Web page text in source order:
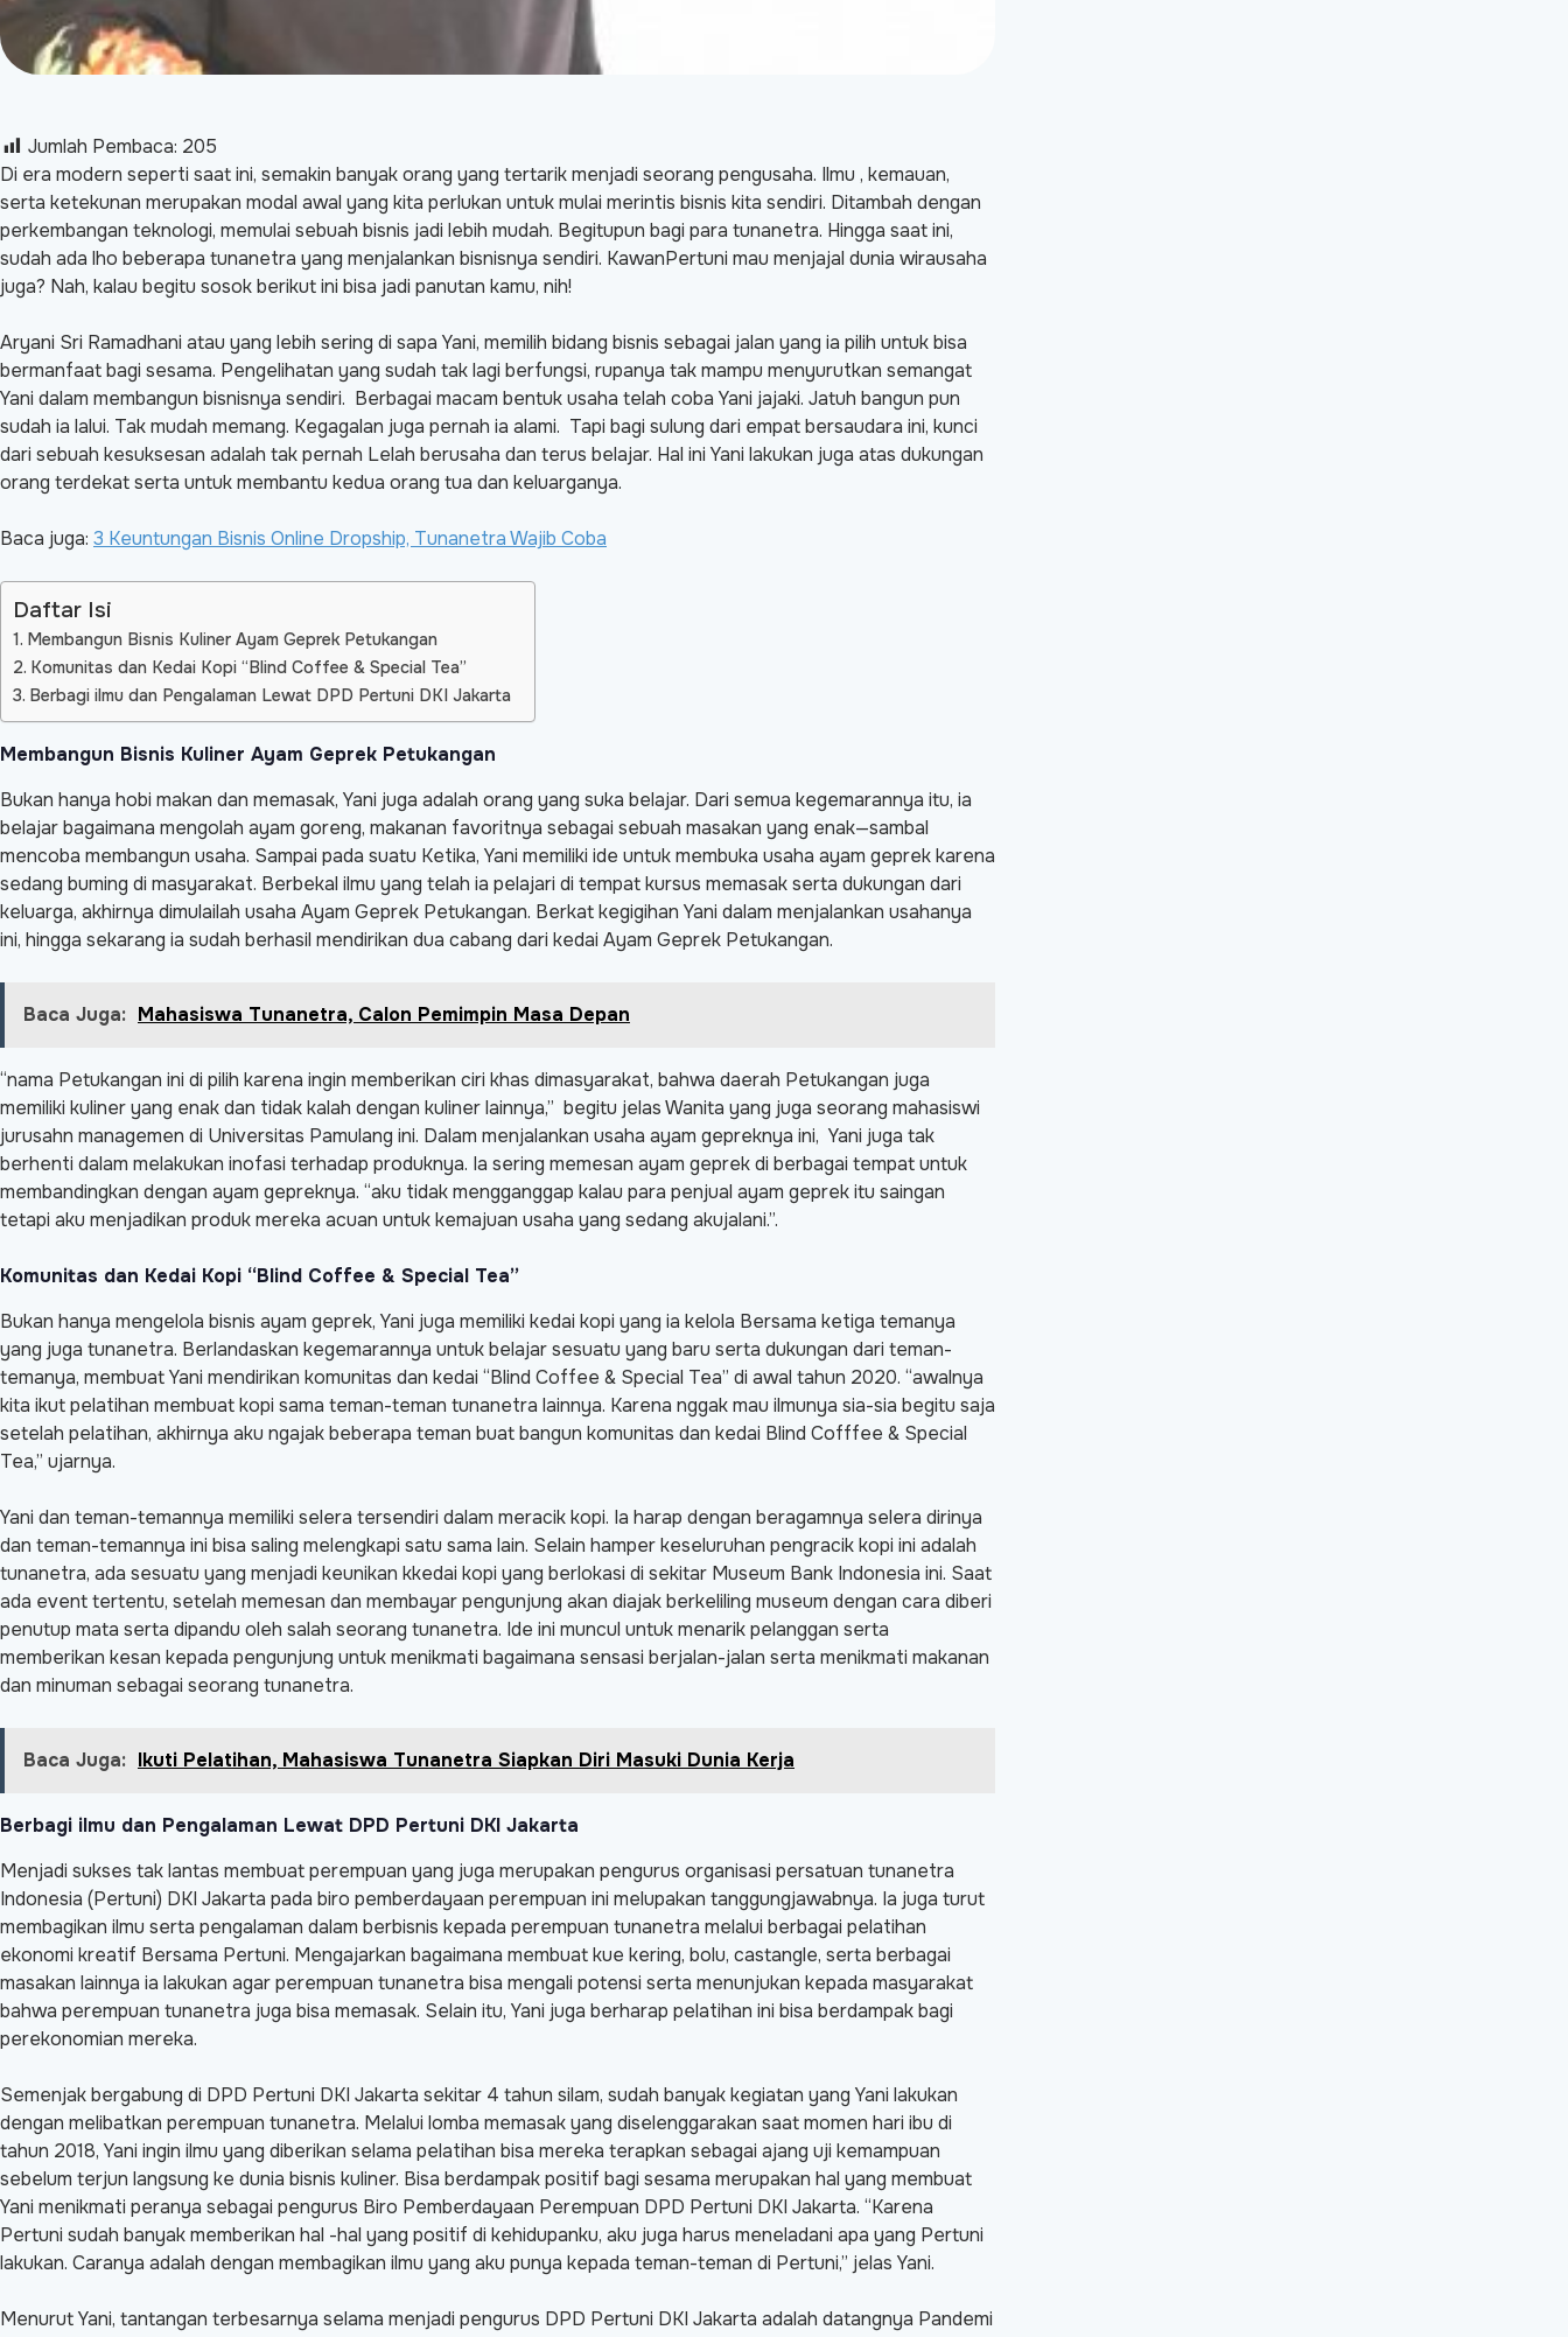
Jumlah Pembaca: 205
Di era modern seperti saat ini, semakin banyak orang yang tertarik menjadi seorang pengusaha. Ilmu , kemauan,
serta ketekunan merupakan modal awal yang kita perlukan untuk mulai merintis bisnis kita sendiri. Ditambah dengan
perkembangan teknologi, memulai sebuah bisnis jadi lebih mudah. Begitupun bagi para tunanetra. Hingga saat ini,
sudah ada lho beberapa tunanetra yang menjalankan bisnisnya sendiri. KawanPertuni mau menjajal dunia wirausaha
juga? Nah, kalau begitu sosok berikut ini bisa jadi panutan kamu, nih!
Aryani Sri Ramadhani atau yang lebih sering di sapa Yani, memilih bidang bisnis sebagai jalan yang ia pilih untuk bisa
bermanfaat bagi sesama. Pengelihatan yang sudah tak lagi berfungsi, rupanya tak mampu menyurutkan semangat
Yani dalam membangun bisnisnya sendiri. Berbagai macam bentuk usaha telah coba Yani jajaki. Jatuh bangun pun
sudah ia lalui. Tak mudah memang. Kegagalan juga pernah ia alami. Tapi bagi sulung dari empat bersaudara ini, kunci
dari sebuah kesuksesan adalah tak pernah Lelah berusaha dan terus belajar. Hal ini Yani lakukan juga atas dukungan
orang terdekat serta untuk membantu kedua orang tua dan keluarganya.
Baca juga: 3 Keuntungan Bisnis Online Dropship, Tunanetra Wajib Coba
Daftar Isi
Membangun Bisnis Kuliner Ayam Geprek Petukangan
Komunitas dan Kedai Kopi “Blind Coffee & Special Tea”
Berbagi ilmu dan Pengalaman Lewat DPD Pertuni DKI Jakarta
Membangun Bisnis Kuliner Ayam Geprek Petukangan
Bukan hanya hobi makan dan memasak, Yani juga adalah orang yang suka belajar. Dari semua kegemarannya itu, ia
belajar bagaimana mengolah ayam goreng, makanan favoritnya sebagai sebuah masakan yang enak—sambal
mencoba membangun usaha. Sampai pada suatu Ketika, Yani memiliki ide untuk membuka usaha ayam geprek karena
sedang buming di masyarakat. Berbekal ilmu yang telah ia pelajari di tempat kursus memasak serta dukungan dari
keluarga, akhirnya dimulailah usaha Ayam Geprek Petukangan. Berkat kegigihan Yani dalam menjalankan usahanya
ini, hingga sekarang ia sudah berhasil mendirikan dua cabang dari kedai Ayam Geprek Petukangan.
Baca Juga: Mahasiswa Tunanetra, Calon Pemimpin Masa Depan
“nama Petukangan ini di pilih karena ingin memberikan ciri khas dimasyarakat, bahwa daerah Petukangan juga
memiliki kuliner yang enak dan tidak kalah dengan kuliner lainnya,” begitu jelas Wanita yang juga seorang mahasiswi
jurusahn managemen di Universitas Pamulang ini. Dalam menjalankan usaha ayam gepreknya ini, Yani juga tak
berhenti dalam melakukan inofasi terhadap produknya. Ia sering memesan ayam geprek di berbagai tempat untuk
membandingkan dengan ayam gepreknya. “aku tidak mengganggap kalau para penjual ayam geprek itu saingan
tetapi aku menjadikan produk mereka acuan untuk kemajuan usaha yang sedang akujalani.”.
Komunitas dan Kedai Kopi “Blind Coffee & Special Tea”
Bukan hanya mengelola bisnis ayam geprek, Yani juga memiliki kedai kopi yang ia kelola Bersama ketiga temanya
yang juga tunanetra. Berlandaskan kegemarannya untuk belajar sesuatu yang baru serta dukungan dari teman-
temanya, membuat Yani mendirikan komunitas dan kedai “Blind Coffee & Special Tea” di awal tahun 2020. “awalnya
kita ikut pelatihan membuat kopi sama teman-teman tunanetra lainnya. Karena nggak mau ilmunya sia-sia begitu saja
setelah pelatihan, akhirnya aku ngajak beberapa teman buat bangun komunitas dan kedai Blind Cofffee & Special
Tea,” ujarnya.
Yani dan teman-temannya memiliki selera tersendiri dalam meracik kopi. Ia harap dengan beragamnya selera dirinya
dan teman-temannya ini bisa saling melengkapi satu sama lain. Selain hamper keseluruhan pengracik kopi ini adalah
tunanetra, ada sesuatu yang menjadi keunikan kkedai kopi yang berlokasi di sekitar Museum Bank Indonesia ini. Saat
ada event tertentu, setelah memesan dan membayar pengunjung akan diajak berkeliling museum dengan cara diberi
penutup mata serta dipandu oleh salah seorang tunanetra. Ide ini muncul untuk menarik pelanggan serta
memberikan kesan kepada pengunjung untuk menikmati bagaimana sensasi berjalan-jalan serta menikmati makanan
dan minuman sebagai seorang tunanetra.
Baca Juga: Ikuti Pelatihan, Mahasiswa Tunanetra Siapkan Diri Masuki Dunia Kerja
Berbagi ilmu dan Pengalaman Lewat DPD Pertuni DKI Jakarta
Menjadi sukses tak lantas membuat perempuan yang juga merupakan pengurus organisasi persatuan tunanetra
Indonesia (Pertuni) DKI Jakarta pada biro pemberdayaan perempuan ini melupakan tanggungjawabnya. Ia juga turut
membagikan ilmu serta pengalaman dalam berbisnis kepada perempuan tunanetra melalui berbagai pelatihan
ekonomi kreatif Bersama Pertuni. Mengajarkan bagaimana membuat kue kering, bolu, castangle, serta berbagai
masakan lainnya ia lakukan agar perempuan tunanetra bisa mengali potensi serta menunjukan kepada masyarakat
bahwa perempuan tunanetra juga bisa memasak. Selain itu, Yani juga berharap pelatihan ini bisa berdampak bagi
perekonomian mereka.
Semenjak bergabung di DPD Pertuni DKI Jakarta sekitar 4 tahun silam, sudah banyak kegiatan yang Yani lakukan
dengan melibatkan perempuan tunanetra. Melalui lomba memasak yang diselenggarakan saat momen hari ibu di
tahun 2018, Yani ingin ilmu yang diberikan selama pelatihan bisa mereka terapkan sebagai ajang uji kemampuan
sebelum terjun langsung ke dunia bisnis kuliner. Bisa berdampak positif bagi sesama merupakan hal yang membuat
Yani menikmati peranya sebagai pengurus Biro Pemberdayaan Perempuan DPD Pertuni DKI Jakarta. “Karena
Pertuni sudah banyak memberikan hal -hal yang positif di kehidupanku, aku juga harus meneladani apa yang Pertuni
lakukan. Caranya adalah dengan membagikan ilmu yang aku punya kepada teman-teman di Pertuni,” jelas Yani.
Menurut Yani, tantangan terbesarnya selama menjadi pengurus DPD Pertuni DKI Jakarta adalah datangnya Pandemi